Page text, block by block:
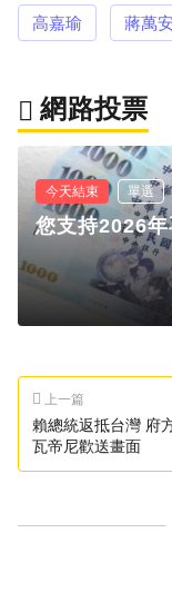
高嘉瑜 蔣萬安
網路投票
今天結束 單選
您支持2026
上一篇
賴總統返抵台灣 府
瓦帝尼歡送畫面